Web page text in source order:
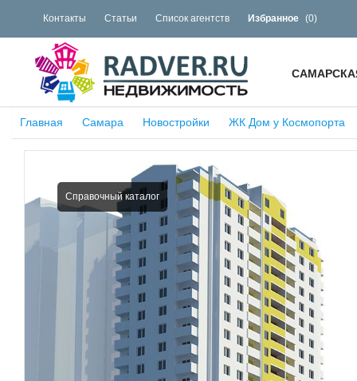
Контакты Статьи Список агентств Избранное (0)
Главная Самара Новостройки ЖК Дом у Космопорта
Справочный каталог